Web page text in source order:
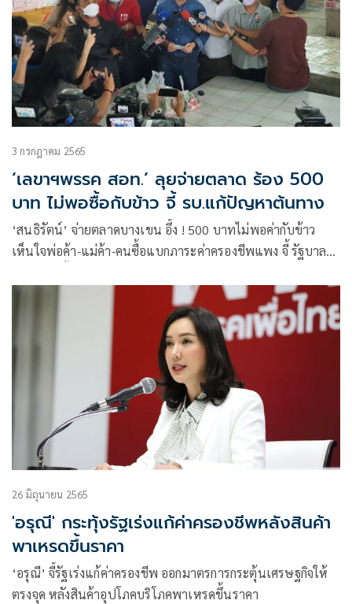
3 กรกฎาคม 2565
‘เลขาฯพรรค สอท.’ ลุยจ่ายตลาด ร้อง 500
บาท ไม่พอซื้อกับข้าว จี้ รบ.แก้ปัญหาต้นทาง
‘สนธิรัตน์’ จ่ายตลาดบางเขน อึ้ง ! 500 บาทไม่พอค่ากับข้าว
เห็นใจพ่อค้า-แม่ค้า-คนซื้อแบกภาระค่าครองชีพแพง จี้ รัฐบาล
26 มิถุนายน 2565
'อรุณี' กระทุ้งรัฐเร่งแก้ค่าครองชีพหลังสินค้า
พาเหรดขึ้นราคา
‘อรุณี’ จี้รัฐเร่งแก้ค่าครองชีพ ออกมาตรการกระตุ้นเศรษฐกิจให้
ตรงจุด หลังสินค้าอุปโภคบริโภคพาเหรดขึ้นราคา